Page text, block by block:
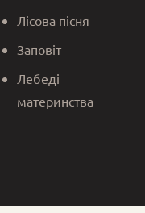
Лісова пісня
Заповіт
Лебеді
материнства